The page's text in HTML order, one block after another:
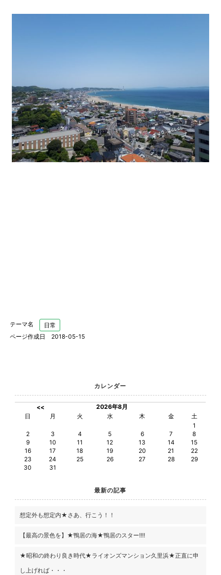
テーマ名
日常
ページ作成日 2018-05-15
カレンダー
<<
2026年8月
日
月 火 水 木 金
土
1
2
3 4 5 6 7
8
9
10 11 12 13 14
15
16
17 18 19 20 21
22
23
24 25 26 27 28
29
30
31
最新の記事
想定外も想定内★さあ、行こう！！
【最高の景色を】★鴨居の海★鴨居のスター!!!!
★昭和の終わり良き時代★ライオンズマンション久里浜★正直に申
し上げれば・・・